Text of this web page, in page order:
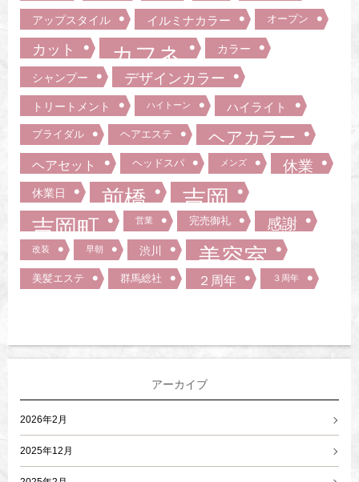
アップスタイル イルミナカラー オープン
カット カフネ カラー
シャンプー デザインカラー
トリートメント ハイトーン ハイライト
ブライダル ヘアエステ ヘアカラー
ヘアセット ヘッドスパ メンズ 休業
休業日 前橋
吉岡
吉岡町
営業 完売御礼 感謝
改装 早朝 渋川 美容室
美髪エステ 群馬総社 ２周年 ３周年
アーカイブ
2026年2月
2025年12月